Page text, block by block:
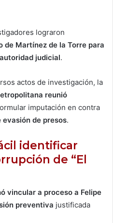
lograron
de Martínez de la Torre para
judicial.
actos de investigación, la
reunió
imputación en contra
evasión de presos.
identificar
de “El
vincular a proceso a Felipe
preventiva justificada